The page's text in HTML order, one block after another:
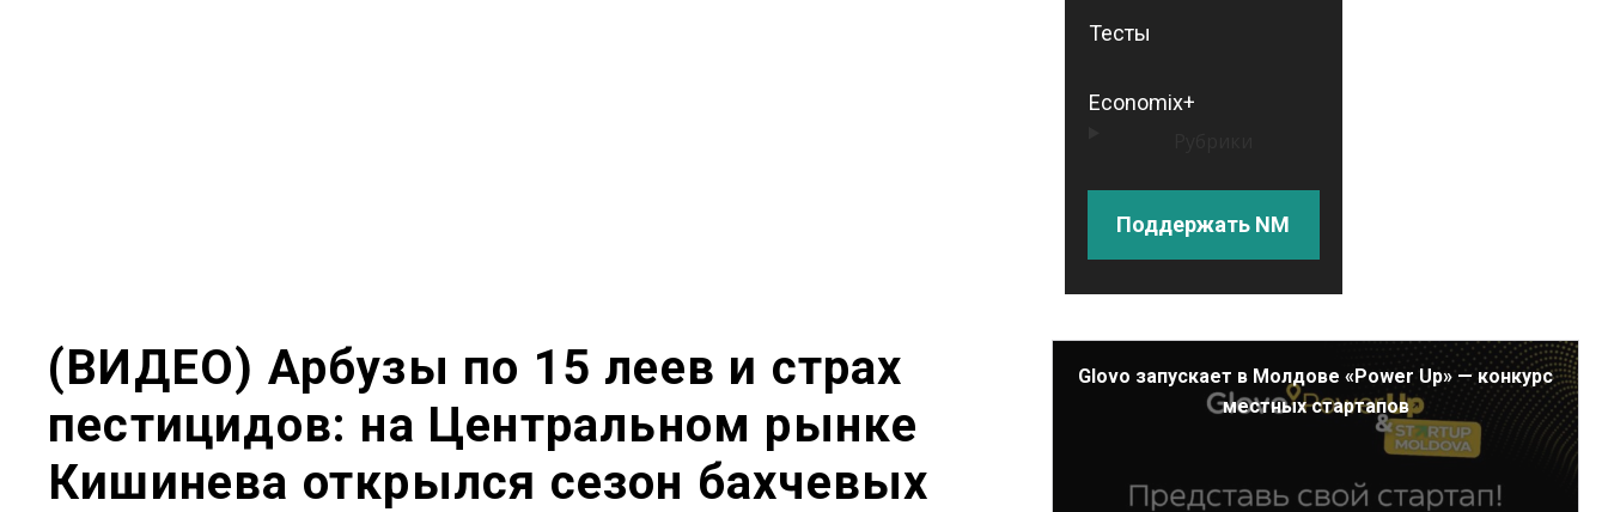
Тесты
Economix+
Поддержать NM
(ВИДЕО) Арбузы по 15 леев и страх
пестицидов: на Центральном рынке
Кишинева открылся сезон бахчевых
Glovo запускает в Молдове «Power Up» — конкурс
местных стартапов